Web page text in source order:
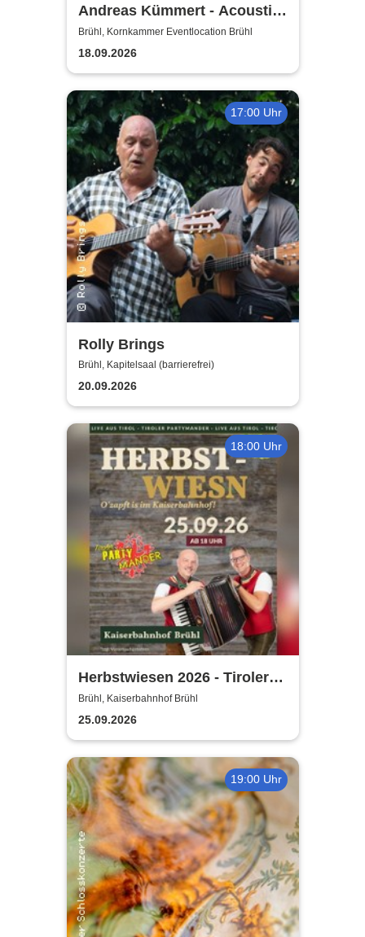
Andreas Kümmert - Acoustic
Duo
Brühl, Kornkammer Eventlocation Brühl
18.09.2026
17:00 Uhr
Rolly Brings
Brühl, Kapitelsaal (barrierefrei)
20.09.2026
18:00 Uhr
Herbstwiesen 2026 - Tiroler
Partymander live |
Kaiserbahnhof Brühl
Brühl, Kaiserbahnhof Brühl
25.09.2026
19:00 Uhr